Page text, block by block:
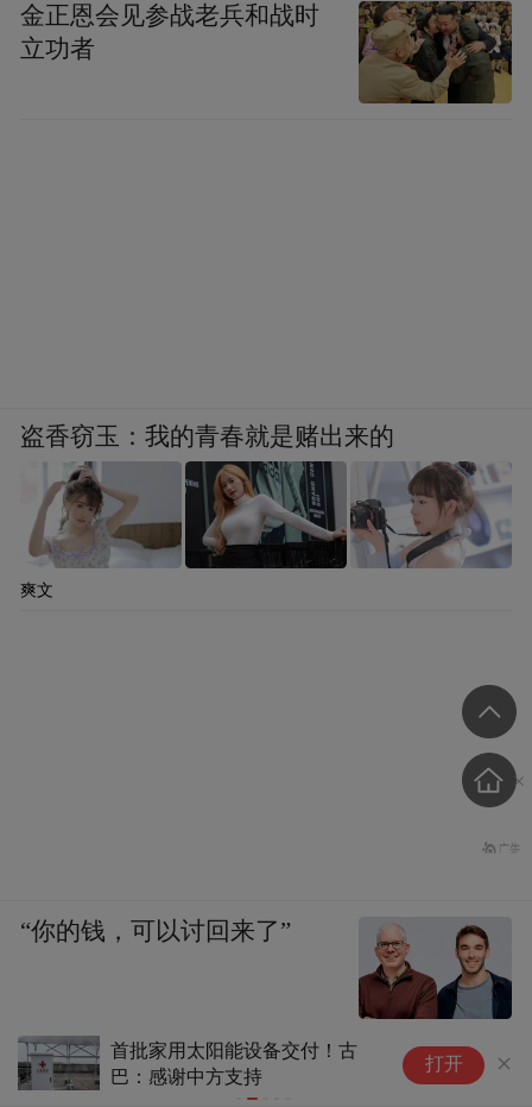
古
“零关税”百日见证中非合作新气
象
团
打开
金正恩会见参战老兵和战时
立功者
盗香窃玉：我的青春就是赌出来的
爽文
“你的钱，可以讨回来了”